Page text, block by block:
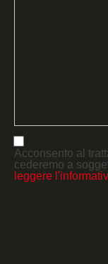
Acconsento al
cederemo a
leggere